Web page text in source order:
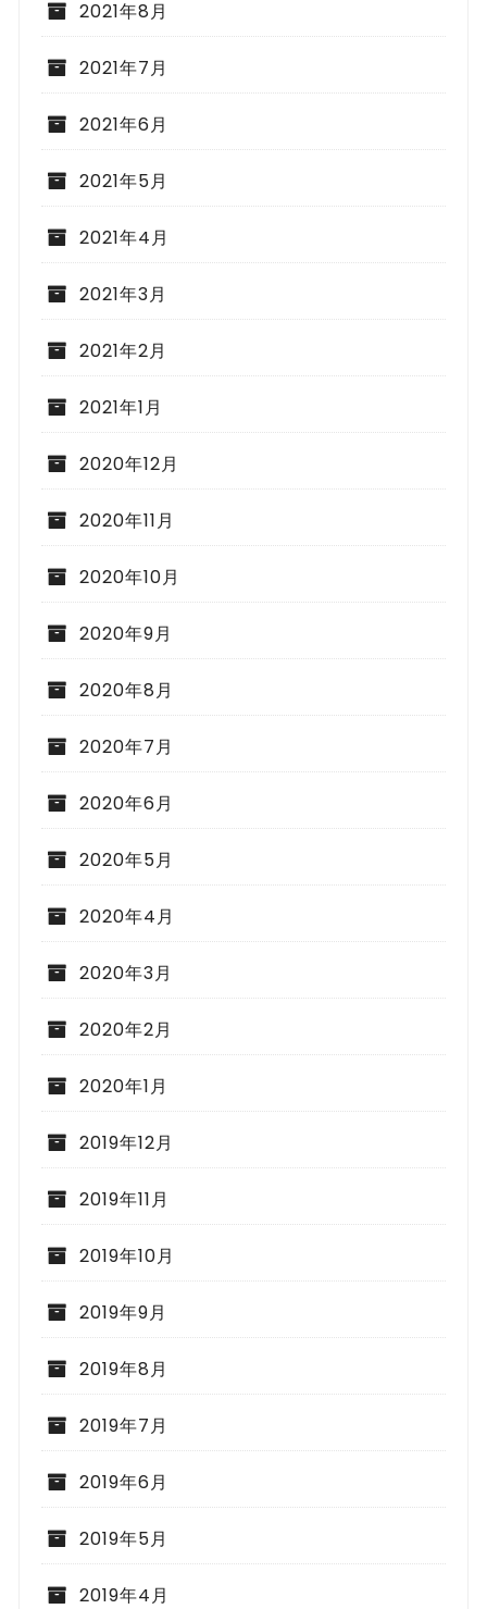
2021年8月
2021年7月
2021年6月
2021年5月
2021年4月
2021年3月
2021年2月
2021年1月
2020年12月
2020年11月
2020年10月
2020年9月
2020年8月
2020年7月
2020年6月
2020年5月
2020年4月
2020年3月
2020年2月
2020年1月
2019年12月
2019年11月
2019年10月
2019年9月
2019年8月
2019年7月
2019年6月
2019年5月
2019年4月